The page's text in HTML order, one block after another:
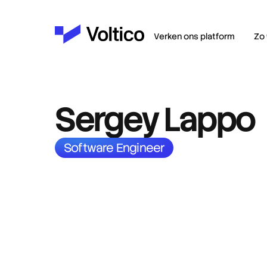
Sergey Lappo
Software Engineer
Verken ons platform Zo